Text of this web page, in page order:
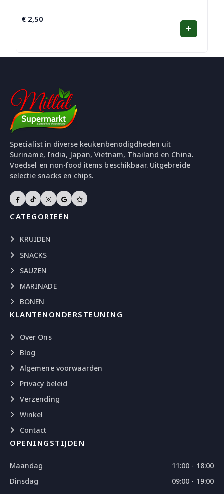
€ 2,50
Specialist in diverse keukenbenodigdheden uit
Suriname, India, Japan, Vietnam, Thailand en China.
Voedsel en non-food items beschikbaar. Uitgebreide
selectie snacks en chips.
CATEGORIEËN
KRUIDEN
SNACKS
SAUZEN
MARINADE
BONEN
KLANTENONDERSTEUNING
Over Ons
Blog
Algemene voorwaarden
Privacy beleid
Verzending
Winkel
Contact
OPENINGSTIJDEN
Maandag
11:00 - 18:00
Dinsdag
09:00 - 19:00